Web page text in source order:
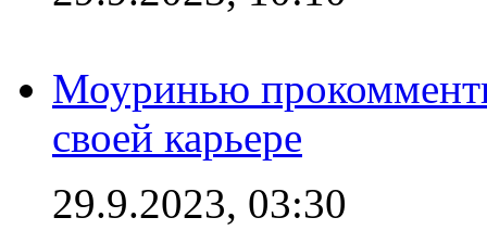
Моуринью
своей карьере
29.9.2023, 03:30